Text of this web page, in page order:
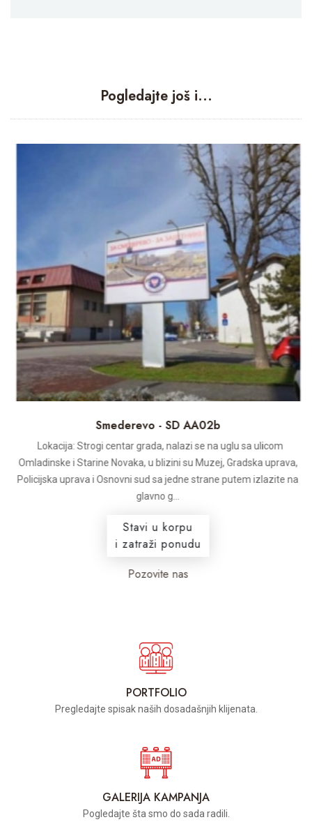
Pogledajte još i...
Smederevo - SD AA02b
Lokacija: Strogi centar grada, nalazi se na uglu sa ulicom
Omladinske i Starine Novaka, u blizini su Muzej, Gradska uprava,
Policijska uprava i Osnovni sud sa jedne strane putem izlazite na
glavno g...
Stavi u korpu
i zatraži ponudu
Pozovite nas
PORTFOLIO
Pregledajte spisak naših dosadašnjih klijenata.
GALERIJA KAMPANJA
Pogledajte šta smo do sada radili.